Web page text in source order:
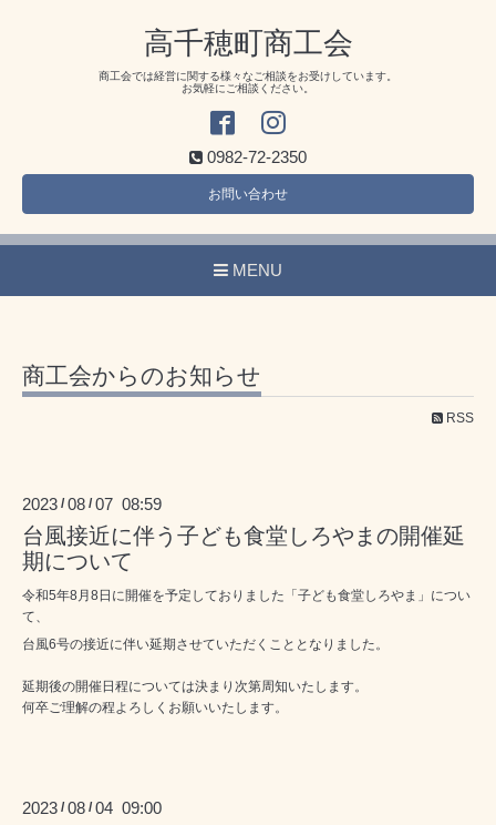
高千穂町商工会
商工会では経営に関する様々なご相談をお受けしています。
お気軽にご相談ください。
0982-72-2350
お問い合わせ
MENU
商工会からのお知らせ
RSS
2023 /08 /07 08:59
台風接近に伴う子ども食堂しろやまの開催延
期について
令和5年8月8日に開催を予定しておりました「子ども食堂しろやま」につい
て、
台風6号の接近に伴い延期させていただくこととなりました。
延期後の開催日程については決まり次第周知いたします。
何卒ご理解の程よろしくお願いいたします。
2023 /08 /04 09:00